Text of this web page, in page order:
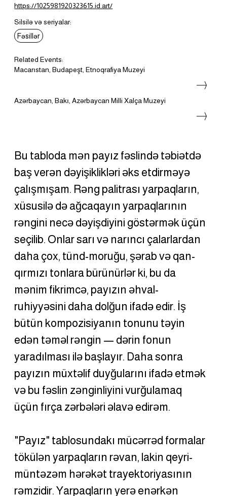
Bu tabloda mən payız fəslində təbiətdə
baş verən dəyişiklikləri əks etdirməyə
çalışmışam. Rəng palitrası yarpaqların,
xüsusilə də ağcaqayın yarpaqlarının
rəngini necə dəyişdiyini göstərmək üçün
seçilib. Onlar sarı və narıncı çalarlardan
daha çox, tünd-moruğu, şərab və qan-
qırmızı tonlara bürünürlər ki, bu da
mənim fikrimcə, payızın əhval-
ruhiyyəsini daha dolğun ifadə edir. İş
bütün kompozisiyanın tonunu təyin
edən təməl rəngin — dərin fonun
yaradılması ilə başlayır. Daha sonra
payızın müxtəlif duyğularını ifadə etmək
və bu fəslin zənginliyini vurğulamaq
üçün fırça zərbələri əlavə edirəm.
"Payız" tablosundakı mücərrəd formalar
tökülən yarpaqların rəvan, lakin qeyri-
müntəzəm hərəkət trayektoriyasının
rəmzidir. Yarpaqların yerə enərkən
Related Events:
Macarıstan, Budapeşt, Etnoqrafiya Muzeyi
Azərbaycan, Bakı, Azərbaycan Milli Xalça Muzeyi
https://1025981920323615.id.art/
Silsilə və seriyalar:
Fəsillər